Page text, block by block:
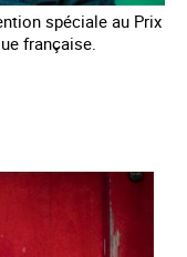
spéciale au Prix
française.